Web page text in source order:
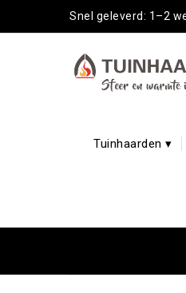
Snel geleverd: 1–2
Tuinhaarden ▾